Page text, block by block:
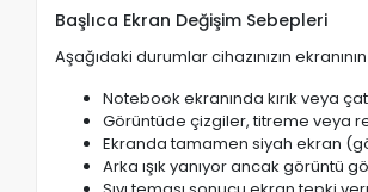
Başlıca Ekran Değişim Sebepleri
Aşağıdaki durumlar cihazınızın
Notebook ekranında kırık veya
Görüntüde çizgiler, titreme veya
Ekranda tamamen siyah ekran
Arka ışık yanıyor ancak görüntü